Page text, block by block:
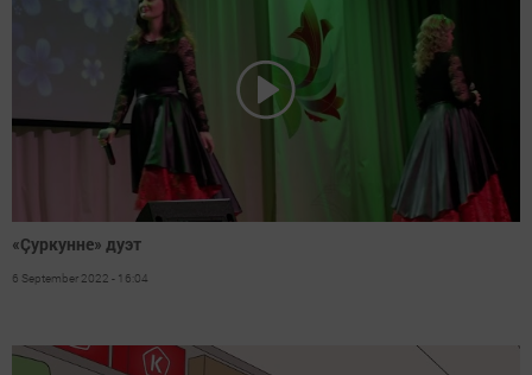
«Çуркунне» дуэт
6 September 2022 - 16:04